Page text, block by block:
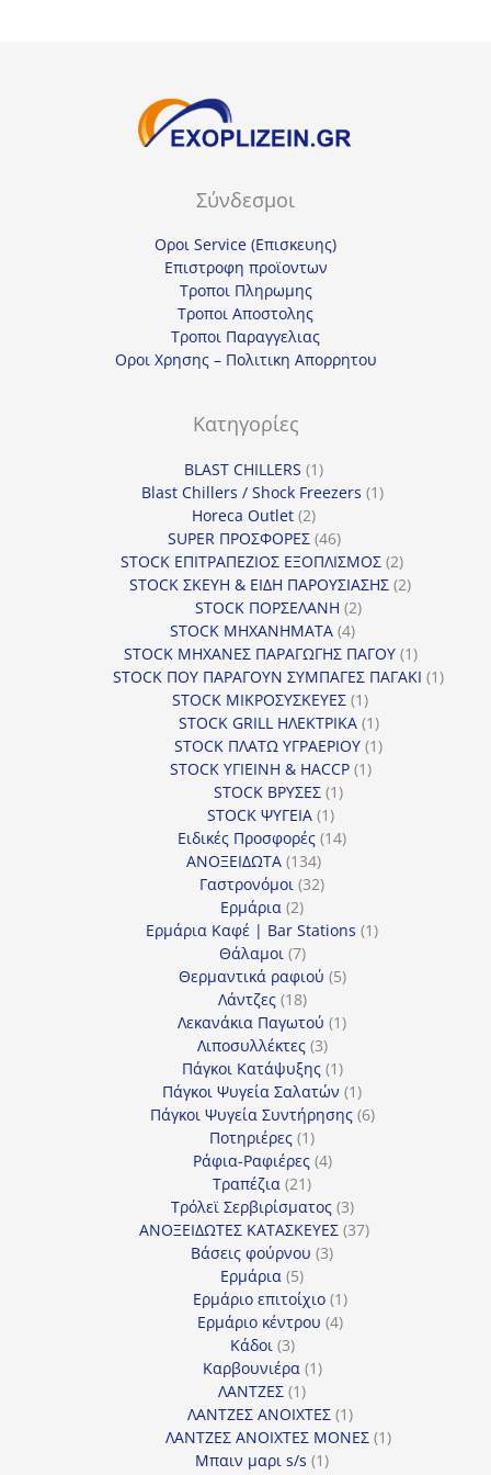
Σύνδεσμοι
Οροι Service (Επισκευης)
Επιστροφη προϊοντων
Τροποι Πληρωμης
Τροποι Αποστολης
Τροποι Παραγγελιας
Οροι Χρησης – Πολιτικη Απορρητου
Κατηγορίες
BLAST CHILLERS 11
προϊόν
Blast Chillers / Shock Freezers 11
Horeca Outlet 22
προϊόντα
SUPER ΠΡΟΣΦΟΡΕΣ 4646
προϊόντα
STOCK ΕΠΙΤΡΑΠΕΖΙΟΣ ΕΞΟΠΛΙΣΜΟΣ 22
προϊόντα
STOCK ΣΚΕΥΗ & ΕΙΔΗ ΠΑΡΟΥΣΙΑΣΗΣ 22
STOCK ΠΟΡΣΕΛΑΝΗ 22
STOCK ΜΗΧΑΝΗΜΑΤΑ 44
προϊόντα
STOCK ΜΗΧΑΝΕΣ ΠΑΡΑΓΩΓΗΣ ΠΑΓΟΥ 11
προϊόν
STOCK ΠΟΥ ΠΑΡΑΓΟΥΝ ΣΥΜΠΑΓΕΣ ΠΑΓΑΚΙ 11
STOCK ΜΙΚΡΟΣΥΣΚΕΥΕΣ 11
προϊόν
STOCK GRILL ΗΛΕΚΤΡΙΚΑ 11
προϊόν
STOCK ΠΛΑΤΩ ΥΓΡΑΕΡΙΟΥ 11
STOCK ΥΓΙΕΙΝΗ & HACCP 11
STOCK ΒΡΥΣΕΣ 11
STOCK ΨΥΓΕΙΑ 11
προϊόν
Ειδικές Προσφορές 1414
ΑΝΟΞΕΙΔΩΤΑ 134134
προϊόντα
Γαστρονόμοι 3232
Ερμάρια 22
προϊόντα
Ερμάρια Καφέ | Bar Stations 11
Θάλαμοι 77
προϊόντα
Θερμαντικά ραφιού 55
Λάντζες 1818
προϊόντα
Λεκανάκια Παγωτού 11
Λιποσυλλέκτες 33
προϊόντα
Πάγκοι Κατάψυξης 11
προϊόν
Πάγκοι Ψυγεία Σαλατών 11
προϊόν
Πάγκοι Ψυγεία Συντήρησης 66
Ποτηριέρες 11
προϊόν
Ράφια-Ραφιέρες 44
Τραπέζια 2121
προϊόντα
Τρόλεϊ Σερβιρίσματος 33
προϊόντα
ΑΝΟΞΕΙΔΩΤΕΣ ΚΑΤΑΣΚΕΥΕΣ 3737
Βάσεις φούρνου 33
Ερμάρια 55
προϊόντα
Ερμάριο επιτοίχιο 11
προϊόν
Ερμάριο κέντρου 44
Κάδοι 33
προϊόντα
Καρβουνιέρα 11
ΛΑΝΤΖΕΣ 11
προϊόν
ΛΑΝΤΖΕΣ ΑΝΟΙΧΤΕΣ 11
προϊόν
ΛΑΝΤΖΕΣ ΑΝΟΙΧΤΕΣ ΜΟΝΕΣ 11
Μπαιν μαρι s/s 11